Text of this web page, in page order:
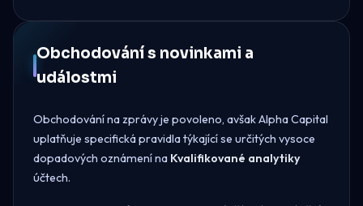
Obchodování s novinkami a
událostmi
Obchodování na zprávy je povoleno, avšak Alpha Capital
uplatňuje specifická pravidla týkající se určitých vysoce
dopadových oznámení na Kvalifikované analytiky
účtech.